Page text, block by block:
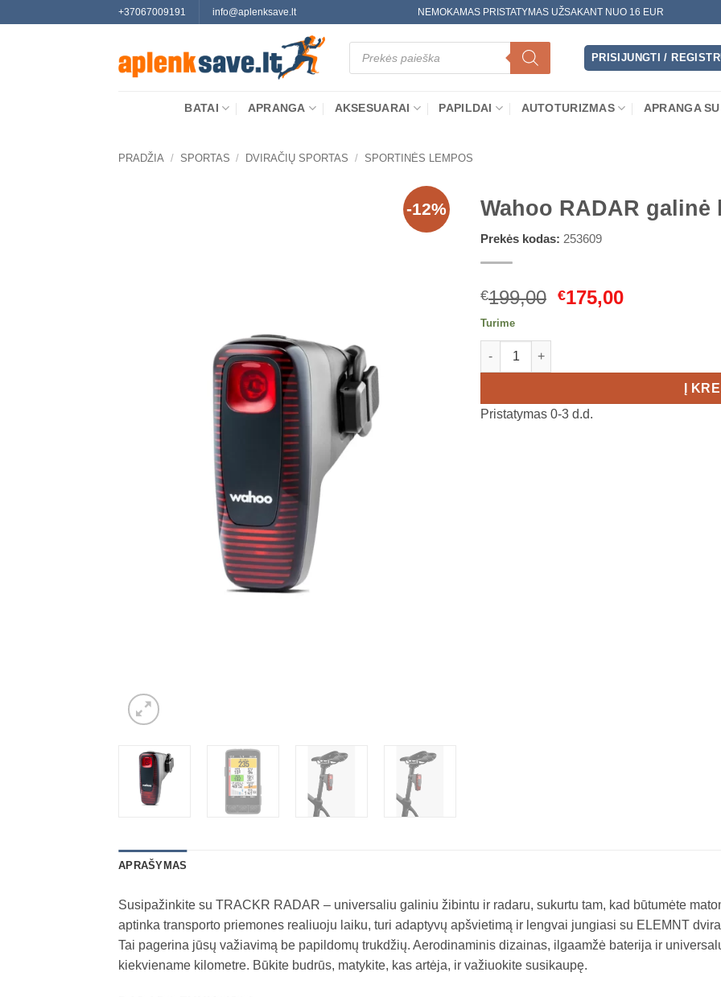
+37067009191 info@aplenksave.lt NEMOKAMAS PRISTATYMAS UŽSAKANT NUO 16 EUR
Products
search
PRISIJUNGTI /
BATAI APRANGA AKSESUARAI PAPILDAI AUTOTURIZMAS APRANGA
PRADŽIA / SPORTAS / DVIRAČIŲ SPORTAS / SPORTINĖS LEMPOS
-12% Wahoo RADAR galinė
Prekės kodas: 253609
€199,00 Original
€175,00Current
Turime
produkto kiekis: Wahoo RADAR galinė lempa
Į
Pristatymas 0-3 d.d.
APRAŠYMAS
Susipažinkite su TRACKR RADAR – universaliu galiniu žibintu ir radaru, sukurtu tam, kad būtumėte
aptinka transporto priemones realiuoju laiku, turi adaptyvų apšvietimą ir lengvai jungiasi su ELEMNT
Tai pagerina jūsų važiavimą be papildomų trukdžių. Aerodinaminis dizainas, ilgaamžė baterija ir
kiekviename kilometre. Būkite budrūs, matykite, kas artėja, ir važiuokite susikaupę.